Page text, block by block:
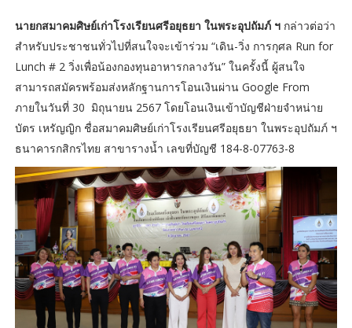
นายกสมาคมศิษย์เก่าโรงเรียนศรีอยุธยา ในพระอุปถัมภ์ ฯ กล่าวต่อว่า
สำหรับประชาชนทั่วไปที่สนใจจะเข้าร่วม “เดิน-วิ่ง การกุศล Run for
Lunch # 2 วิ่งเพื่อน้องกองทุนอาหารกลางวัน” ในครั้งนี้ ผู้สนใจ
สามารถสมัครพร้อมส่งหลักฐานการโอนเงินผ่าน Google From
ภายในวันที่ 30 มิถุนายน 2567 โดยโอนเงินเข้าบัญชีฝ่ายจำหน่าย
บัตร เหรัญญิก ชื่อสมาคมศิษย์เก่าโรงเรียนศรีอยุธยา ในพระอุปถัมภ์ ฯ
ธนาคารกสิกรไทย สาขารางน้ำ เลขที่บัญชี 184-8-07763-8